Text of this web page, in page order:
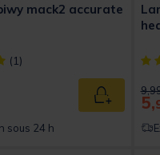
mack2 accurate
out of 5 Customer Rating
(1)
Ajouter au
sous 24 h
5,